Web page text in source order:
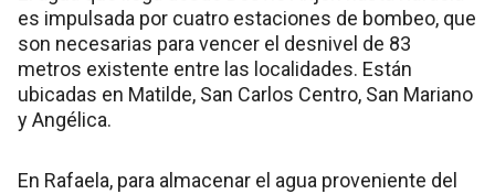
es impulsada por cuatro estaciones de bombeo, que
son necesarias para vencer el desnivel de 83
metros existente entre las localidades. Están
ubicadas en Matilde, San Carlos Centro, San Mariano
y Angélica.
En Rafaela, para almacenar el agua proveniente del